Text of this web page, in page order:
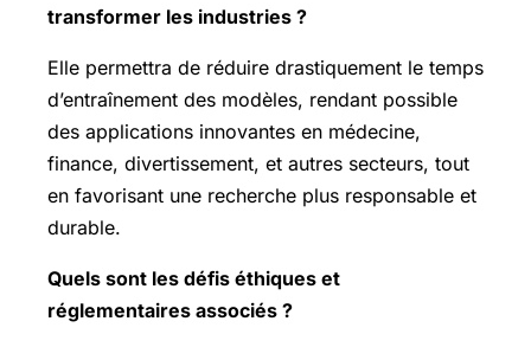
transformer les industries ?
Elle permettra de réduire drastiquement le temps
d’entraînement des modèles, rendant possible
des applications innovantes en médecine,
finance, divertissement, et autres secteurs, tout
en favorisant une recherche plus responsable et
durable.
Quels sont les défis éthiques et
réglementaires associés ?